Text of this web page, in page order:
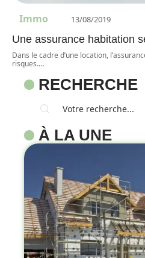
Immo 13/08/2019
Une assurance habitation
Dans le cadre d’une location,
risques.…
RECHERCHE
À LA UNE